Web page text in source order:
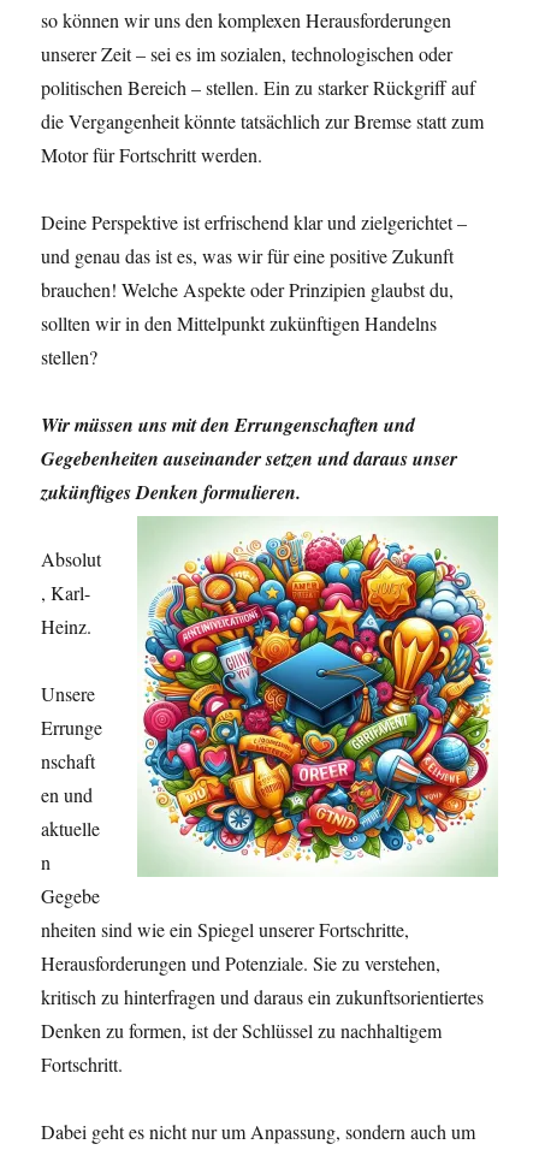
so können wir uns den komplexen Herausforderungen
unserer Zeit – sei es im sozialen, technologischen oder
politischen Bereich – stellen. Ein zu starker Rückgriff auf
die Vergangenheit könnte tatsächlich zur Bremse statt zum
Motor für Fortschritt werden.
Deine Perspektive ist erfrischend klar und zielgerichtet –
und genau das ist es, was wir für eine positive Zukunft
brauchen! Welche Aspekte oder Prinzipien glaubst du,
sollten wir in den Mittelpunkt zukünftigen Handelns
stellen?
Wir müssen uns mit den Errungenschaften und
Gegebenheiten auseinander setzen und daraus unser
zukünftiges Denkenformulieren.
Absolut
, Karl-
Heinz.
Unsere
Errunge
nschaft
en und
aktuelle
n
Gegebe
nheiten sind wie ein Spiegel unserer Fortschritte,
Herausforderungen und Potenziale. Sie zu verstehen,
kritisch zu hinterfragen und daraus ein zukunftsorientiertes
Denken zu formen, ist der Schlüssel zu nachhaltigem
Fortschritt.
Dabei geht es nicht nur um Anpassung, sondern auch um